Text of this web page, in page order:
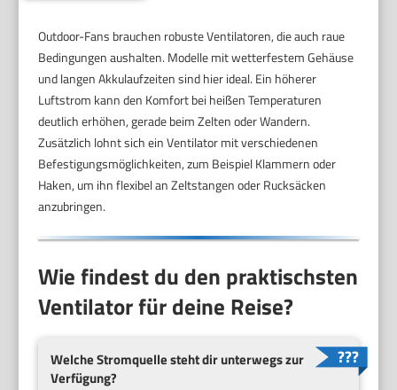
Outdoor-Fans brauchen robuste Ventilatoren, die auch raue
Bedingungen aushalten. Modelle mit wetterfestem Gehäuse
und langen Akkulaufzeiten sind hier ideal. Ein höherer
Luftstrom kann den Komfort bei heißen Temperaturen
deutlich erhöhen, gerade beim Zelten oder Wandern.
Zusätzlich lohnt sich ein Ventilator mit verschiedenen
Befestigungsmöglichkeiten, zum Beispiel Klammern oder
Haken, um ihn flexibel an Zeltstangen oder Rucksäcken
anzubringen.
Wie findest du den praktischsten
Ventilator für deine Reise?
Welche Stromquelle steht dir unterwegs zur
Verfügung?